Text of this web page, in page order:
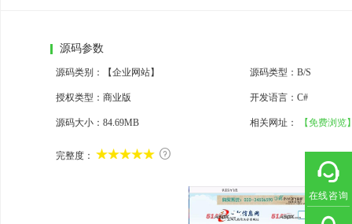
在线咨询
源码参数
源码类别：【企业网站】 源码类型：B/S
授权类型：商业版 开发语言：C#
源码大小： 84.69MB 相关网址： 【免费浏览
完整度： 